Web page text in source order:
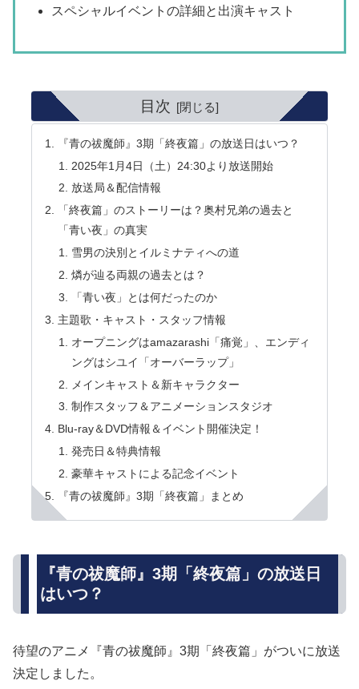
スペシャルイベントの詳細と出演キャスト
目次
『青の祓魔師』3期「終夜篇」の放送日はいつ？
2025年1月4日（土）24:30より放送開始
放送局＆配信情報
「終夜篇」のストーリーは？奥村兄弟の過去と
「青い夜」の真実
雪男の決別とイルミナティへの道
燐が辿る両親の過去とは？
「青い夜」とは何だったのか
主題歌・キャスト・スタッフ情報
オープニングはamazarashi「痛覚」、エンディ
ングはシユイ「オーバーラップ」
メインキャスト＆新キャラクター
制作スタッフ＆アニメーションスタジオ
Blu-ray＆DVD情報＆イベント開催決定！
発売日＆特典情報
豪華キャストによる記念イベント
『青の祓魔師』3期「終夜篇」まとめ
『青の祓魔師』3期「終夜篇」の放送日
はいつ？
待望のアニメ『青の祓魔師』3期「終夜篇」がついに放送
決定しました。